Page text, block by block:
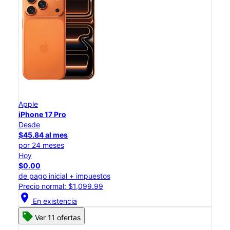
Apple
iPhone 17 Pro
Desde
$45.84 al mes
por 24 meses
Hoy
$0.00
de pago inicial + impuestos
Precio normal: $1,099.99
location_on En existencia
Ver 11 ofertas